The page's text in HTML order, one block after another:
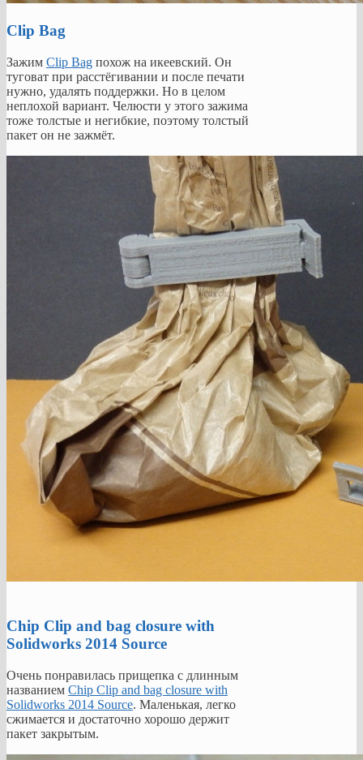
Clip Bag
Зажим Clip Bag похож на икеевский. Он
туговат при расстёгивании и после печати
нужно, удалять поддержки. Но в целом
неплохой вариант. Челюсти у этого зажима
тоже толстые и негибкие, поэтому толстый
пакет он не зажмёт.
Chip Clip and bag closure with
Solidworks 2014 Source
Очень понравилась прищепка с длинным
названием Chip Clip and bag closure with
Solidworks 2014 Source. Маленькая, легко
сжимается и достаточно хорошо держит
пакет закрытым.